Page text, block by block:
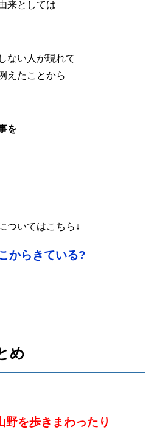
来としては
ない人が現れて
えたことから
を
ついてはこちら↓
からきている?
め
野を歩きまわったり